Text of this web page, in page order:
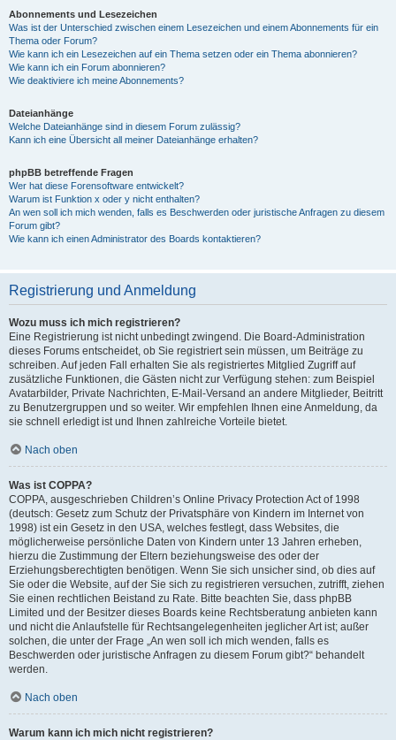
Abonnements und Lesezeichen
Was ist der Unterschied zwischen einem Lesezeichen und einem Abonnements für ein
Thema oder Forum?
Wie kann ich ein Lesezeichen auf ein Thema setzen oder ein Thema abonnieren?
Wie kann ich ein Forum abonnieren?
Wie deaktiviere ich meine Abonnements?
Dateianhänge
Welche Dateianhänge sind in diesem Forum zulässig?
Kann ich eine Übersicht all meiner Dateianhänge erhalten?
phpBB betreffende Fragen
Wer hat diese Forensoftware entwickelt?
Warum ist Funktion x oder y nicht enthalten?
An wen soll ich mich wenden, falls es Beschwerden oder juristische Anfragen zu diesem
Forum gibt?
Wie kann ich einen Administrator des Boards kontaktieren?
Registrierung und Anmeldung
Wozu muss ich mich registrieren?
Eine Registrierung ist nicht unbedingt zwingend. Die Board-Administration
dieses Forums entscheidet, ob Sie registriert sein müssen, um Beiträge zu
schreiben. Auf jeden Fall erhalten Sie als registriertes Mitglied Zugriff auf
zusätzliche Funktionen, die Gästen nicht zur Verfügung stehen: zum Beispiel
Avatarbilder, Private Nachrichten, E-Mail-Versand an andere Mitglieder, Beitritt
zu Benutzergruppen und so weiter. Wir empfehlen Ihnen eine Anmeldung, da
sie schnell erledigt ist und Ihnen zahlreiche Vorteile bietet.
Nach oben
Was ist COPPA?
COPPA, ausgeschrieben Children’s Online Privacy Protection Act of 1998
(deutsch: Gesetz zum Schutz der Privatsphäre von Kindern im Internet von
1998) ist ein Gesetz in den USA, welches festlegt, dass Websites, die
möglicherweise persönliche Daten von Kindern unter 13 Jahren erheben,
hierzu die Zustimmung der Eltern beziehungsweise des oder der
Erziehungsberechtigten benötigen. Wenn Sie sich unsicher sind, ob dies auf
Sie oder die Website, auf der Sie sich zu registrieren versuchen, zutrifft, ziehen
Sie einen rechtlichen Beistand zu Rate. Bitte beachten Sie, dass phpBB
Limited und der Besitzer dieses Boards keine Rechtsberatung anbieten kann
und nicht die Anlaufstelle für Rechtsangelegenheiten jeglicher Art ist; außer
solchen, die unter der Frage „An wen soll ich mich wenden, falls es
Beschwerden oder juristische Anfragen zu diesem Forum gibt?“ behandelt
werden.
Nach oben
Warum kann ich mich nicht registrieren?